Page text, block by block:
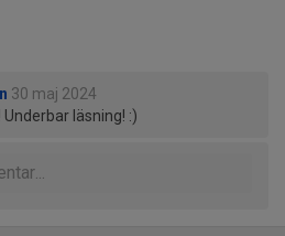
30 maj 2024
läsning! :)